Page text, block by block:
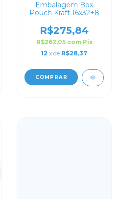
Embalagem Box
Pouch Kraft 16x32+8
R$275,84
R$262,05 com Pix
12 x de R$28,37
COMPRAR